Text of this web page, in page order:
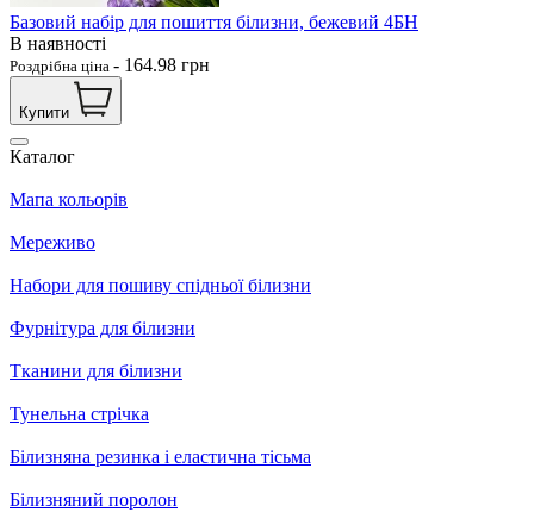
Базовий набір для пошиття білизни, бежевий 4БН
В наявності
Роздрібна ціна - 164.98 грн
Купити
Каталог
Мапа кольорів
Мереживо
Набори для пошиву спідньої білизни
Фурнітура для білизни
Тканини для білизни
Тунельна стрічка
Білизняна резинка і еластична тісьма
Білизняний поролон